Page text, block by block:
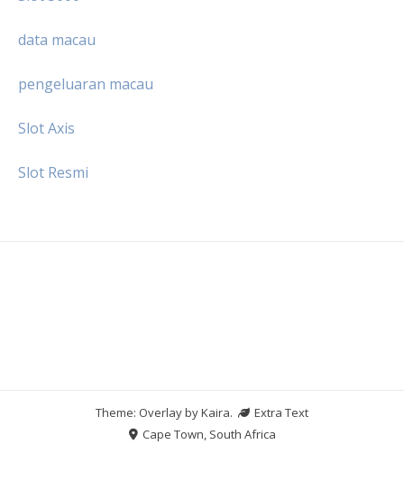
data macau
pengeluaran macau
Slot Axis
Slot Resmi
Theme: Overlay byKaira.
Extra Text
Cape Town, South Africa